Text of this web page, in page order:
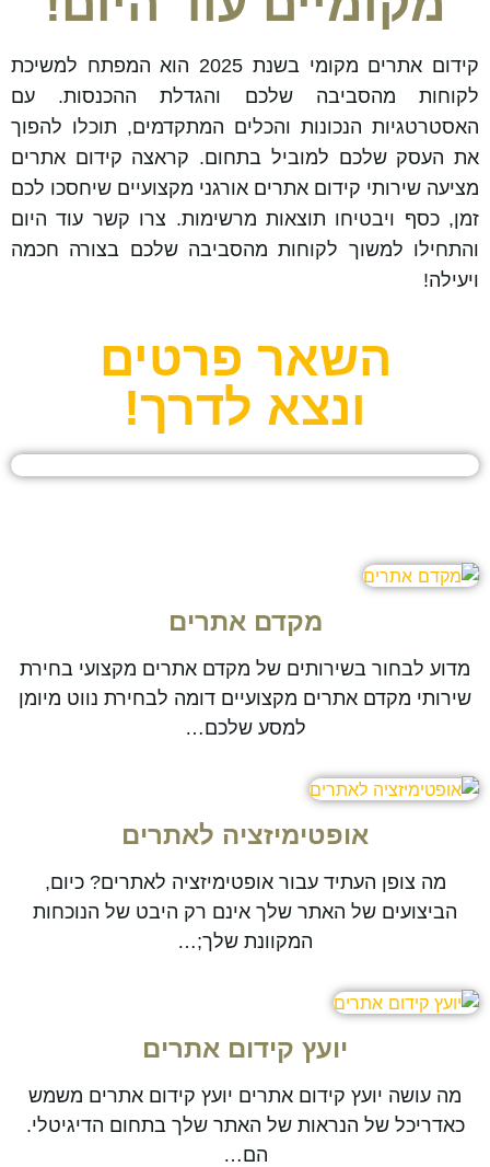
קידום אתרים מקומי בשנת 2025 הוא המפתח למשיכת
לקוחות מהסביבה שלכם והגדלת ההכנסות. עם
האסטרטגיות הנכונות והכלים המתקדמים, תוכלו להפוך
את העסק שלכם למוביל בתחום. קראצה קידום אתרים
מציעה שירותי קידום אתרים אורגני מקצועיים שיחסכו לכם
זמן, כסף ויבטיחו תוצאות מרשימות. צרו קשר עוד היום
והתחילו למשוך לקוחות מהסביבה שלכם בצורה חכמה
ויעילה!
השאר פרטים
ונצא לדרך!
מקדם אתרים
מדוע לבחור בשירותים של מקדם אתרים מקצועי בחירת
שירותי מקדם אתרים מקצועיים דומה לבחירת נווט מיומן
למסע שלכם…
אופטימיזציה לאתרים
מה צופן העתיד עבור אופטימיזציה לאתרים? כיום,
הביצועים של האתר שלך אינם רק היבט של הנוכחות
המקוונת שלך;…
יועץ קידום אתרים
מה עושה יועץ קידום אתרים יועץ קידום אתרים משמש
כאדריכל של הנראות של האתר שלך בתחום הדיגיטלי.
הם…